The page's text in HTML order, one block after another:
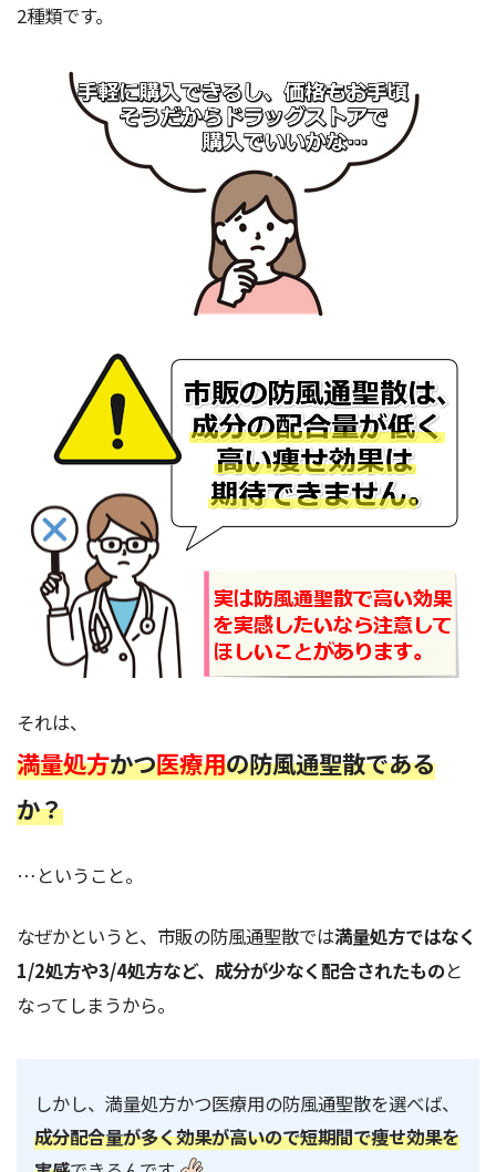
2種類です。
それは、
満量処方かつ医療用の防風通聖散である
か？
…ということ。
なぜかというと、市販の防風通聖散では満量処方ではなく
1/2処方や3/4処方など、成分が少なく配合されたものと
なってしまうから。
しかし、満量処方かつ医療用の防風通聖散を選べば、
成分配合量が多く効果が高いので短期間で痩せ効果を